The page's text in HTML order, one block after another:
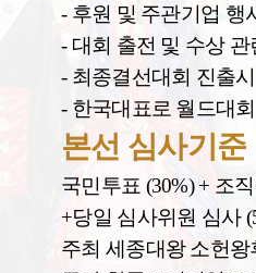
- 후원 및 주관기업 행
- 대회 출전 및 수상 관
- 최종결선대회 진출
- 한국대표로 월드대
본선 심사기준
국민투표 (30%) + 조
+당일 심사위원 심사
주최 세종대왕 소헌